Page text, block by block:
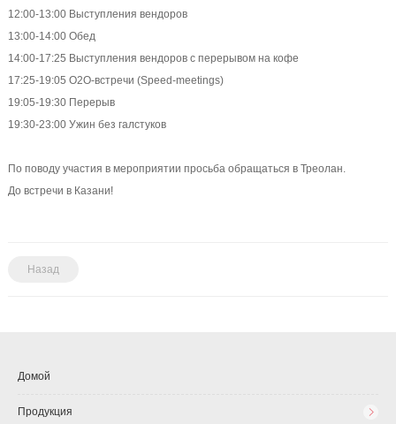
12:00-13:00 Выступления вендоров
13:00-14:00 Обед
14:00-17:25 Выступления вендоров с перерывом на кофе
17:25-19:05 O2O-встречи (Speed-meetings)
19:05-19:30 Перерыв
19:30-23:00 Ужин без галстуков
По поводу участия в мероприятии просьба обращаться в Треолан.
До встречи в Казани!
Назад
Домой
Продукция